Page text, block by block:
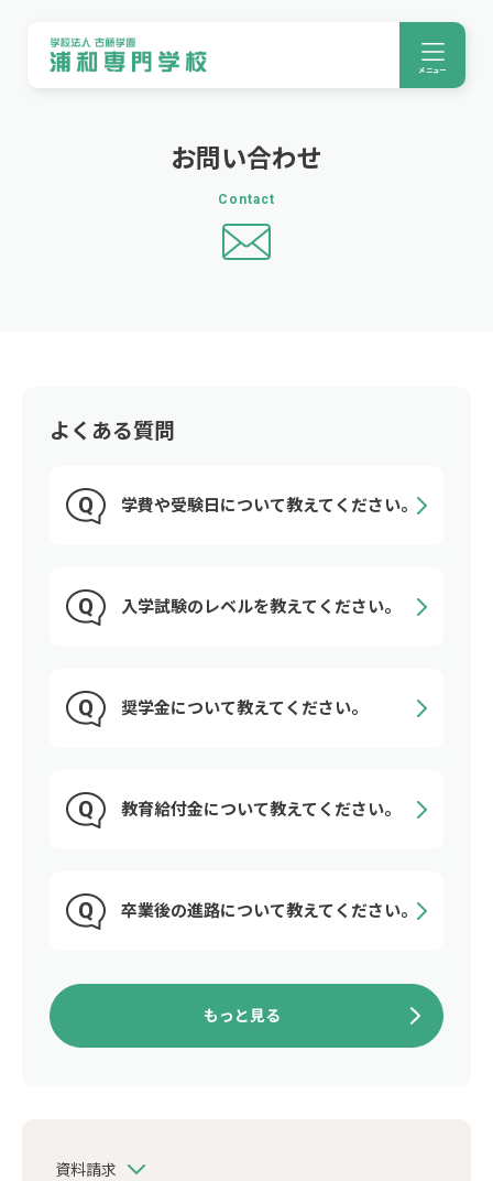
メニュー
お問い合わせ
contact
よくある質問
学費や受験日について教えてください。
入学試験のレベルを教えてください。
奨学金について教えてください。
教育給付金について教えてください。
卒業後の進路について教えてください。
もっと見る
資料請求